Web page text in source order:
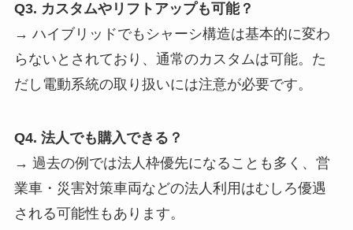
Q3. カスタムやリフトアップも可能？
→ ハイブリッドでもシャーシ構造は基本的に変わ
らないとされており、通常のカスタムは可能。た
だし電動系統の取り扱いには注意が必要です。
Q4. 法人でも購入できる？
→ 過去の例では法人枠優先になることも多く、営
業車・災害対策車両などの法人利用はむしろ優遇
される可能性もあります。